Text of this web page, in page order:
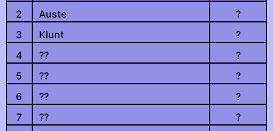
2
Auste
?
3
Klunt
?
4
??
?
5
??
?
6
??
?
7
??
?